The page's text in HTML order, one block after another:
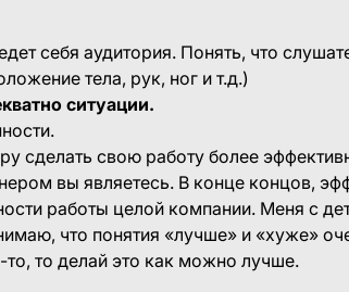
себя аудитория. Понять, что
тела, рук, ног и т.д.)
ситуации.
сделать свою работу более
вы являетесь. В конце концов,
работы целой компании. Меня с
что понятия «лучше» и «хуже»
то делай это как можно лучше.